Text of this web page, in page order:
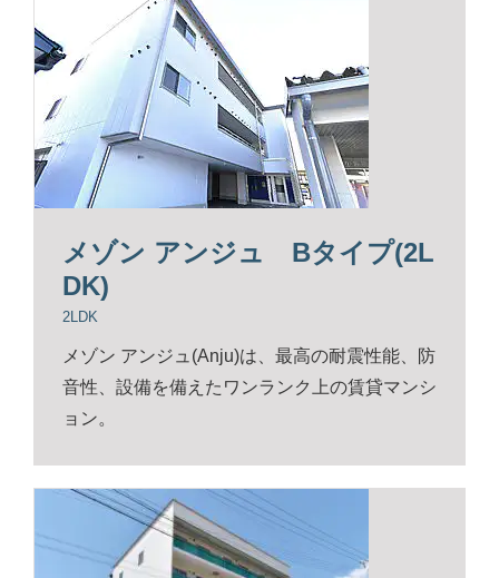
メゾン アンジュ Bタイプ(2L
DK)
2LDK
メゾン アンジュ(Anju)は、最高の耐震性能、防
音性、設備を備えたワンランク上の賃貸マンシ
ョン。